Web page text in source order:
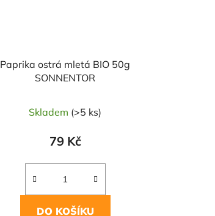
Paprika ostrá mletá BIO 50g
SONNENTOR
Skladem (>5 ks)
79 Kč
DO KOŠÍKU